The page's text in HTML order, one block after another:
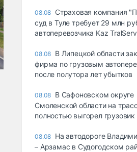
08.08 Страховая компания
суд в Туле требует 29 млн
автоперевозчика Kaz
08.08 В Липецкой области
фирма по грузовым
после полутора лет убытков
08.08 В Сафоновском округе
Смоленской области на
полностью выгорел грузовик
08.08 На автодороге
– Арзамас в Судогодском